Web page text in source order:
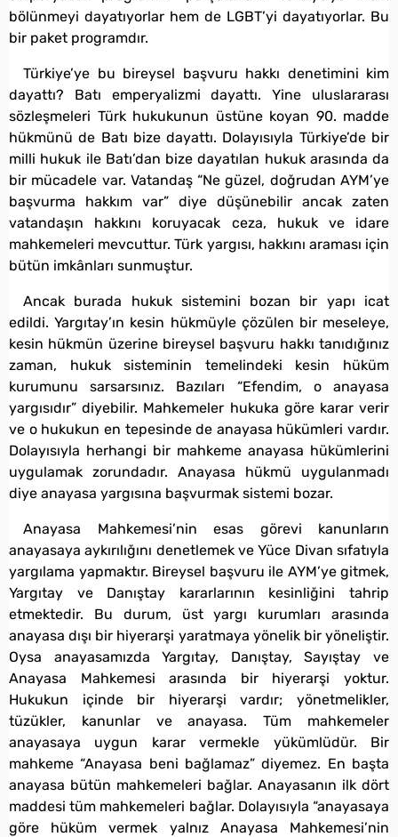
bölünmeyi dayatıyorlar hem de LGBT’yi dayatıyorlar. Bu
bir paket programdır.
Türkiye’ye bu bireysel başvuru hakkı denetimini kim
dayattı? Batı emperyalizmi dayattı. Yine uluslararası
sözleşmeleri Türk hukukunun üstüne koyan 90. madde
hükmünü de Batı bize dayattı. Dolayısıyla Türkiye’de bir
milli hukuk ile Batı’dan bize dayatılan hukuk arasında da
bir mücadele var. Vatandaş “Ne güzel, doğrudan AYM’ye
başvurma hakkım var” diye düşünebilir ancak zaten
vatandaşın hakkını koruyacak ceza, hukuk ve idare
mahkemeleri mevcuttur. Türk yargısı, hakkını araması için
bütün imkânları sunmuştur.
Ancak burada hukuk sistemini bozan bir yapı icat
edildi. Yargıtay’ın kesin hükmüyle çözülen bir meseleye,
kesin hükmün üzerine bireysel başvuru hakkı tanıdığınız
zaman, hukuk sisteminin temelindeki kesin hüküm
kurumunu sarsarsınız. Bazıları “Efendim, o anayasa
yargısıdır” diyebilir. Mahkemeler hukuka göre karar verir
ve o hukukun en tepesinde de anayasa hükümleri vardır.
Dolayısıyla herhangi bir mahkeme anayasa hükümlerini
uygulamak zorundadır. Anayasa hükmü uygulanmadı
diye anayasa yargısına başvurmak sistemi bozar.
Anayasa Mahkemesi’nin esas görevi kanunların
anayasaya aykırılığını denetlemek ve Yüce Divan sıfatıyla
yargılama yapmaktır. Bireysel başvuru ile AYM’ye gitmek,
Yargıtay ve Danıştay kararlarının kesinliğini tahrip
etmektedir. Bu durum, üst yargı kurumları arasında
anayasa dışı bir hiyerarşi yaratmaya yönelik bir yöneliştir.
Oysa anayasamızda Yargıtay, Danıştay, Sayıştay ve
Anayasa Mahkemesi arasında bir hiyerarşi yoktur.
Hukukun içinde bir hiyerarşi vardır; yönetmelikler,
tüzükler, kanunlar ve anayasa. Tüm mahkemeler
anayasaya uygun karar vermekle yükümlüdür. Bir
mahkeme “Anayasa beni bağlamaz” diyemez. En başta
anayasa bütün mahkemeleri bağlar. Anayasanın ilk dört
maddesi tüm mahkemeleri bağlar. Dolayısıyla “anayasaya
göre hüküm vermek yalnız Anayasa Mahkemesi’nin